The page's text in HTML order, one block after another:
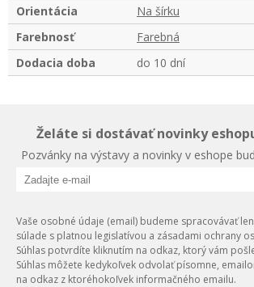
Orientácia
Na šírku
Farebnosť
Farebná
Dodacia doba
do 10 dní
Želáte si dostávať novinky
Pozvánky na výstavy a novinky v eshope
Vaše osobné údaje (email) budeme spracovávať
súlade s platnou legislatívou a zásadami ochrany
Súhlas potvrdíte kliknutím na odkaz, ktorý vám
Súhlas môžete kedykoľvek odvolať písomne,
na odkaz z ktoréhokoľvek informačného emailu.